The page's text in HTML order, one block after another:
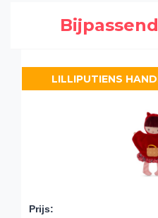
LILLIPUTIENS
Prijs: